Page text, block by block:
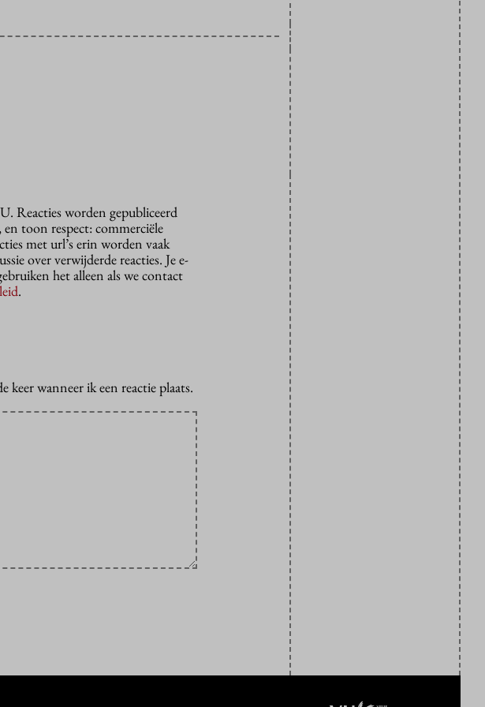
Reacties worden gepubliceerd
toon respect: commerciële
met url’s erin worden vaak
over verwijderde reacties. Je e-
het alleen als we contact
.
keer wanneer ik een reactie plaats.